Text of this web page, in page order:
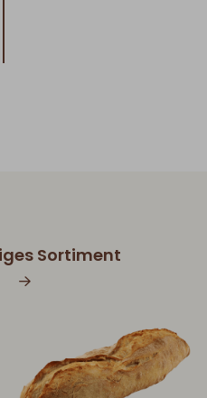
Sortiment